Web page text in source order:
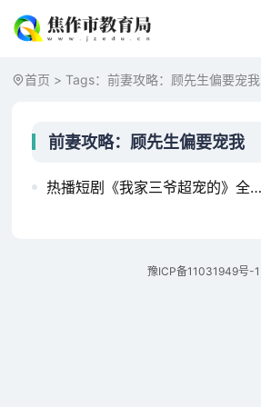
首页 > Tags：前妻攻略：顾先生偏要宠我
前妻攻略：顾先生偏要宠我
热播短剧《我家三爷超宠的》全集完整版剧情介绍，前妻攻略，顾先生偏要宠我平安归来(36集)
豫ICP备11031949号-1